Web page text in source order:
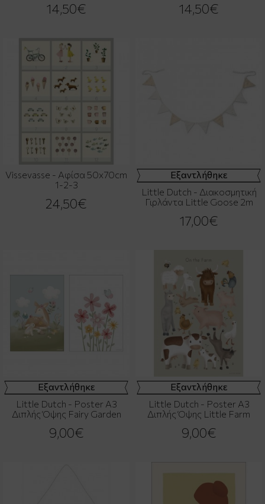
14,50€ 14,50€
Vissevasse - Αφίσα 50x70cm
1-2-3
24,50€
Εξαντλήθηκε
Little Dutch - Διακοσμητική
Γιρλάντα Little Goose 2m
17,00€
Εξαντλήθηκε
Little Dutch - Poster Α3
Διπλής Όψης Fairy Garden
9,00€
Εξαντλήθηκε
Little Dutch - Poster Α3
Διπλής Όψης Little Farm
9,00€